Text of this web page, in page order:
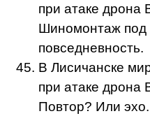
при атаке дрона
Шиномонтаж под
повседневность.
В Лисичанске
при атаке дрона
Повтор? Или эхо.